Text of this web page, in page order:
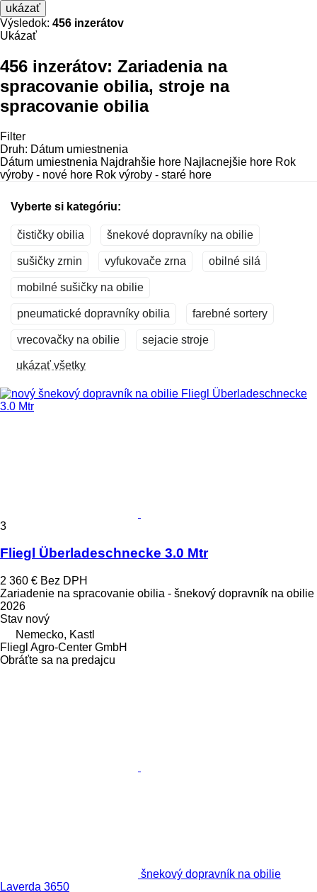
ukázať
Výsledok: 456 inzerátov
Ukázať
456 inzerátov: Zariadenia na
spracovanie obilia, stroje na
spracovanie obilia
Filter
Druh: Dátum umiestnenia
Dátum umiestnenia Najdrahšie hore Najlacnejšie hore Rok
výroby - nové hore Rok výroby - staré hore
Vyberte si kategóriu:
čističky obilia šnekové dopravníky na obilie
sušičky zrnin vyfukovače zrna obilné silá
mobilné sušičky na obilie
pneumatické dopravníky obilia farebné sortery
vrecovačky na obilie sejacie stroje
ukázať všetky
3
Fliegl Überladeschnecke 3.0 Mtr
2 360 € Bez DPH
Zariadenie na spracovanie obilia - šnekový dopravník na obilie
2026
Stav nový
Nemecko, Kastl
Fliegl Agro-Center GmbH
Obráťte sa na predajcu
šnekový dopravník na obilie
Laverda 3650